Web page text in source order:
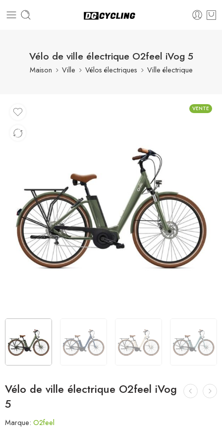
Vélo de ville électrique O2feel iVog 5
Maison Ville Vélos électriques Ville électrique
VENTE
Vélo de ville électrique O2feel iVog
5
Marque: O2feel